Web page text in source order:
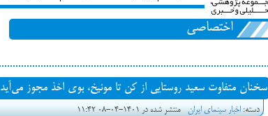
اختصاصی
سخنان متفاوت سعید روستایی از کن تا مونیخ، بوی اخذ مجوز می‌آید
دسته:اخبار سینمای ایران منتشر شده در 1401-04-08 11:42